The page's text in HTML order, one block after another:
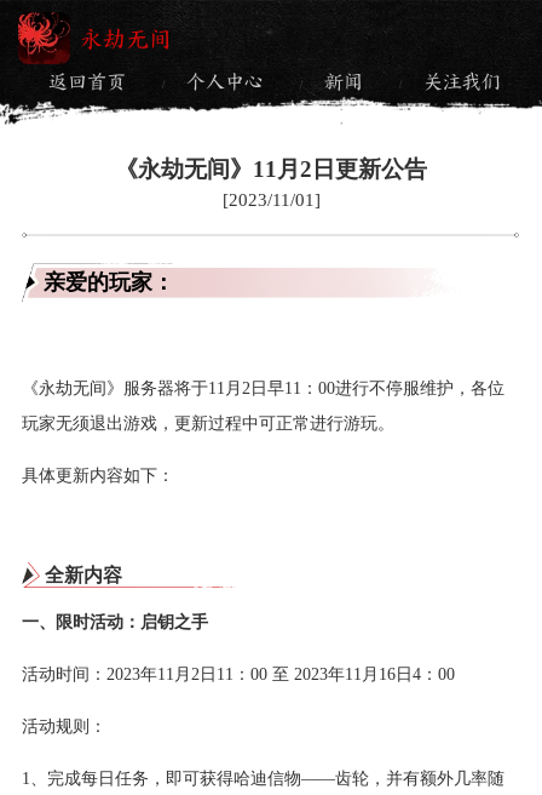
永劫无间
返回首页 / 个人中心 / 新闻 / 关注我们
《永劫无间》11月2日更新公告
[2023/11/01]
亲爱的玩家：
《永劫无间》服务器将于11月2日早11：00进行不停服维护，各位
玩家无须退出游戏，更新过程中可正常进行游玩。
具体更新内容如下：
全新内容
一、限时活动：启钥之手
活动时间：2023年11月2日11：00 至 2023年11月16日4：00
活动规则：
1、完成每日任务，即可获得哈迪信物——齿轮，并有额外几率随